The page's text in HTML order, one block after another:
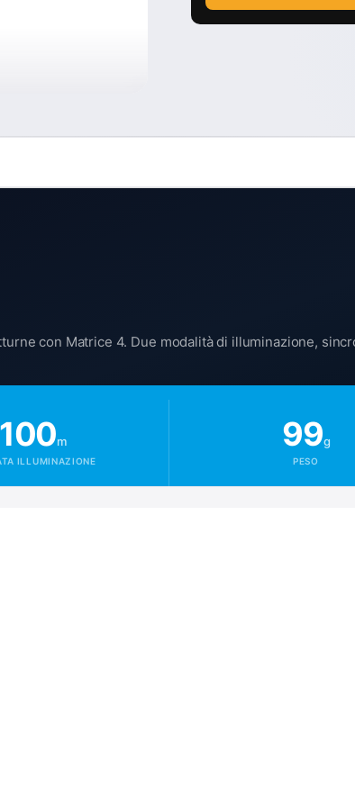
con Matrice 4. Due modalità di illuminazione,
100m
ILLUMINAZIONE
99g
PESO